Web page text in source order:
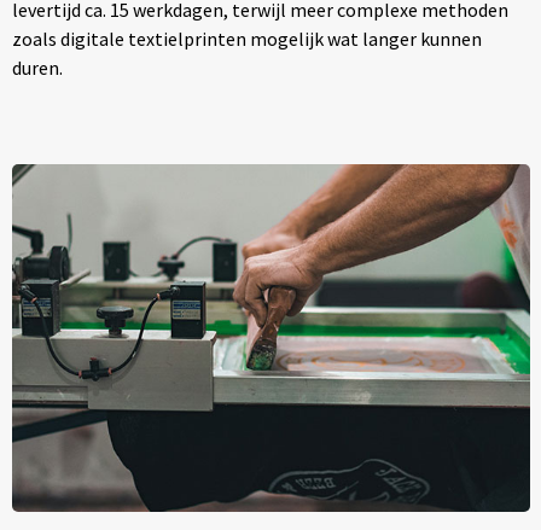
levertijd ca. 15 werkdagen, terwijl meer complexe methoden
zoals digitale textielprinten mogelijk wat langer kunnen
duren.